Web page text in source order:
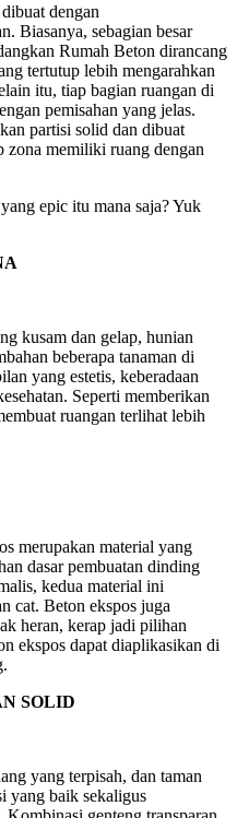
dengan
Biasanya, sebagian besar
Rumah Beton dirancang
tertutup lebih mengarahkan
itu, tiap bagian ruangan di
pemisahan yang jelas.
partisi solid dan dibuat
zona memiliki ruang dengan
epic itu mana saja? Yuk
kusam dan gelap, hunian
beberapa tanaman di
yang estetis, keberadaan
Seperti memberikan
ruangan terlihat lebih
merupakan material yang
dasar pembuatan dinding
kedua material ini
cat. Beton ekspos juga
heran, kerap jadi pilihan
ekspos dapat diaplikasikan di
SOLID
yang terpisah, dan taman
yang baik sekaligus